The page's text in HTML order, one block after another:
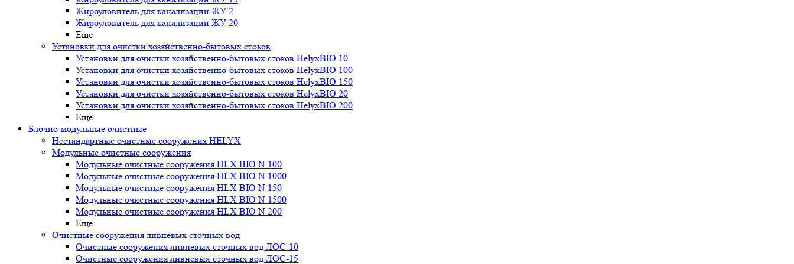
Жироуловитель для канализации ЖУ 2
Жироуловитель для канализации ЖУ 20
Еще
Установки для очистки хозяйственно-бытовых стоков
Установки для очистки хозяйственно-бытовых стоков HelyxBIO 10
Установки для очистки хозяйственно-бытовых стоков HelyxBIO 100
Установки для очистки хозяйственно-бытовых стоков HelyxBIO 150
Установки для очистки хозяйственно-бытовых стоков HelyxBIO 20
Установки для очистки хозяйственно-бытовых стоков HelyxBIO 200
Еще
Блочно-модульные очистные
Нестандартные очистные сооружения HELYX
Модульные очистные сооружения
Модульные очистные сооружения HLX BIO N 100
Модульные очистные сооружения HLX BIO N 1000
Модульные очистные сооружения HLX BIO N 150
Модульные очистные сооружения HLX BIO N 1500
Модульные очистные сооружения HLX BIO N 200
Еще
Очистные сооружения ливневых сточных вод
Очистные сооружения ливневых сточных вод ЛОС-10
Очистные сооружения ливневых сточных вод ЛОС-15